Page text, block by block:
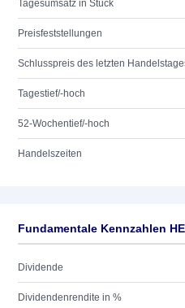
Tagesumsatz in Stück
Preisfeststellungen
Schlusspreis des letzten
Tagestief/-hoch
52-Wochentief/-hoch
Handelszeiten
Fundamentale Kennzahlen
Dividende
Dividendenrendite in %